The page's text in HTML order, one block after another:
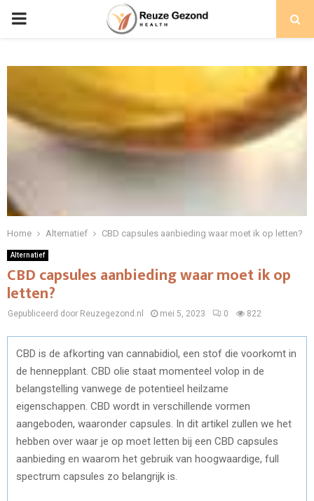
PRIMARY
Home Alternatief CBD capsules aanbieding waar moet ik op letten?
Alternatief
CBD capsules aanbieding waar moet ik op
letten?
Gepubliceerd door Reuzegezond.nl mei 5, 2023 0 822
CBD is de afkorting van cannabidiol, een stof die voorkomt in
de hennepplant. CBD olie staat momenteel volop in de
belangstelling vanwege de potentieel heilzame
eigenschappen. CBD wordt in verschillende vormen
aangeboden, waaronder capsules. In dit artikel zullen we het
hebben over waar je op moet letten bij een CBD capsules
aanbieding en waarom het gebruik van hoogwaardige, full
spectrum capsules zo belangrijk is.